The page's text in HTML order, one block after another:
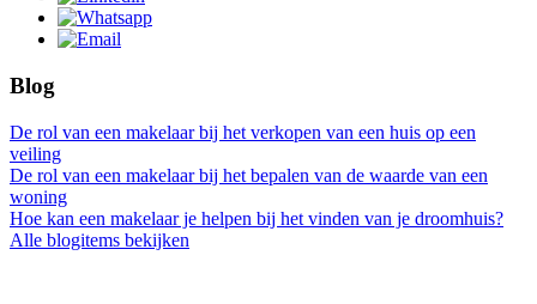
Blog
De rol van een makelaar bij het verkopen van een huis op een
veiling
De rol van een makelaar bij het bepalen van de waarde van een
woning
Hoe kan een makelaar je helpen bij het vinden van je droomhuis?
Alle blogitems bekijken